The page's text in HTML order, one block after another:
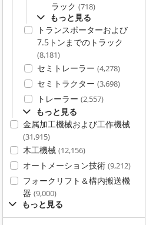
ラック (718)
もっと見る
トランスポーターおよび
7.5トンまでのトラック
(8,181)
セミトレーラー (4,278)
セミトラクター (3,698)
トレーラー (2,557)
もっと見る
金属加工機械および工作機械
(31,915)
木工機械 (12,156)
オートメーション技術 (9,212)
フォークリフト＆構内搬送機
器 (9,000)
もっと見る